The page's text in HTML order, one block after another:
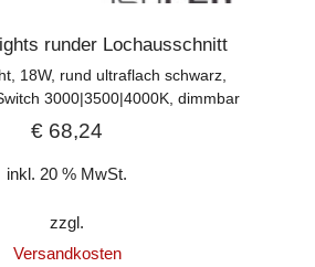
runder Lochausschnitt
18W, rund ultraflach schwarz,
3000|3500|4000K, dimmbar
€ 68,24
inkl. 20 % MwSt.
zzgl.
Versandkosten